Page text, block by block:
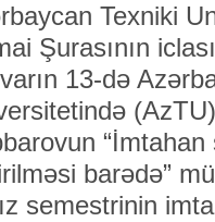
Texniki
Şurasının
13-də
“İmtahan
barədə”
semestrinin